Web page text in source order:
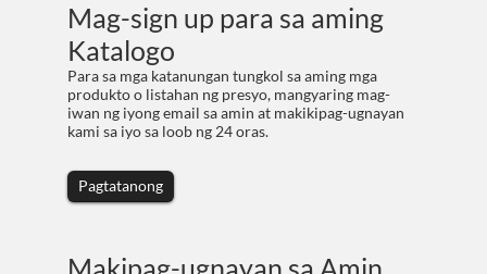
Mag-sign up para sa aming
Katalogo
Para sa mga katanungan tungkol sa aming mga
produkto o listahan ng presyo, mangyaring mag-
iwan ng iyong email sa amin at makikipag-ugnayan
kami sa iyo sa loob ng 24 oras.
Pagtatanong
Makipag-ugnayan sa Amin